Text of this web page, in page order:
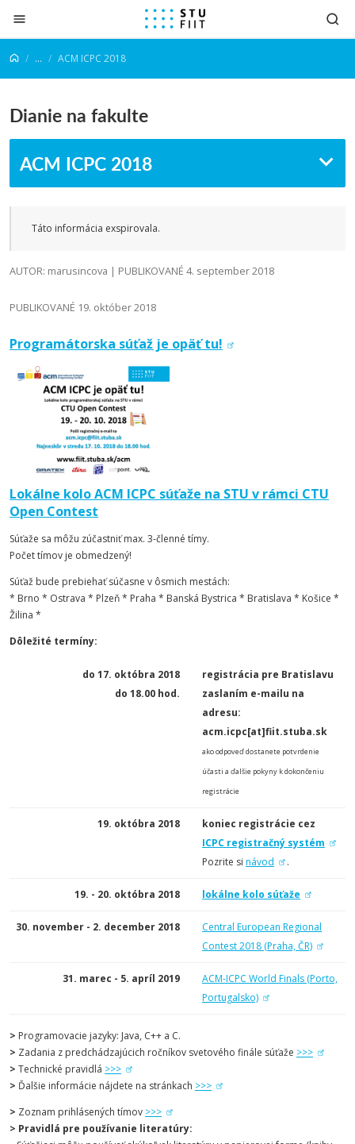
Prejsť na obsah
... ACM ICPC 2018
Dianie na fakulte
ACM ICPC 2018
Táto informácia exspirovala.
AUTOR: marusincova | PUBLIKOVANÉ 4. september 2018
PUBLIKOVANÉ 19. október 2018
Programátorska súťaž je opäť tu!
Lokálne kolo ACM ICPC súťaže na STU v rámci CTU
Open Contest
Súťaže sa môžu zúčastniť max. 3-členné tímy.
Počet tímov je obmedzený!
Súťaž bude prebiehať súčasne v ôsmich mestách:
* Brno * Ostrava * Plzeň * Praha * Banská Bystrica * Bratislava * Košice *
Žilina *
Dôležité termíny:
do 17. októbra 2018
do 18.00 hod.
registrácia pre Bratislavu
zaslaním e-mailu na
adresu:
acm.icpc[at]fiit.stuba.sk
ako odpoveď dostanete potvrdenie
účasti a ďalšie pokyny k dokončeniu
registrácie
19. októbra 2018
koniec registrácie cez
ICPC registračný systém
Pozrite si návod .
19. - 20. októbra 2018 lokálne kolo súťaže
30. november - 2. december 2018
Central European Regional
Contest 2018 (Praha, ČR)
31. marec - 5. apríl 2019
ACM-ICPC World Finals (Porto,
Portugalsko)
> Programovacie jazyky: Java, C++ a C.
> Zadania z predchádzajúcich ročníkov svetového finále súťaže >>>
> Technické pravidlá >>>
> Ďalšie informácie nájdete na stránkach >>>
> Zoznam prihlásených tímov >>>
> Pravidlá pre používanie literatúry: